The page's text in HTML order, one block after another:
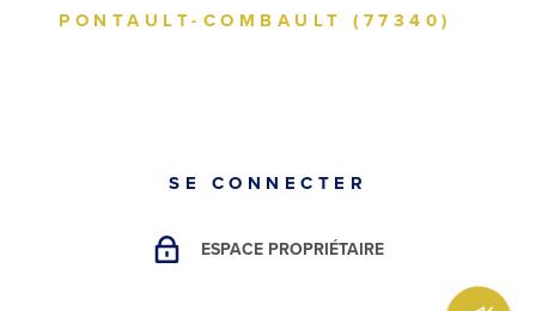
PONTAULT-COMBAULT (77340)
SE CONNECTER
ESPACE PROPRIÉTAIRE